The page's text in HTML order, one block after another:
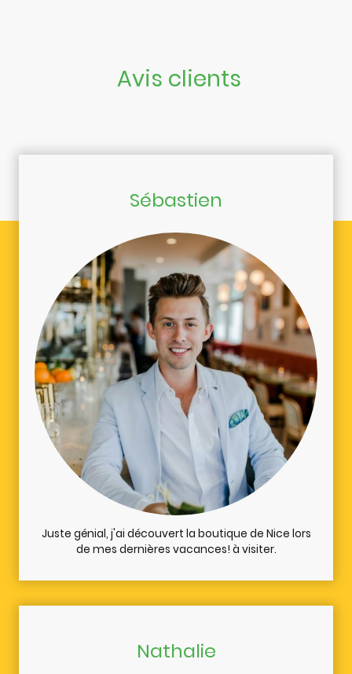
Avis clients
Sébastien
Juste génial, j'ai découvert la boutique de Nice lors
de mes dernières vacances! à visiter.
Nathalie